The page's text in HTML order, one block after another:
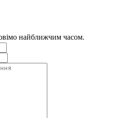
найближчим часом.